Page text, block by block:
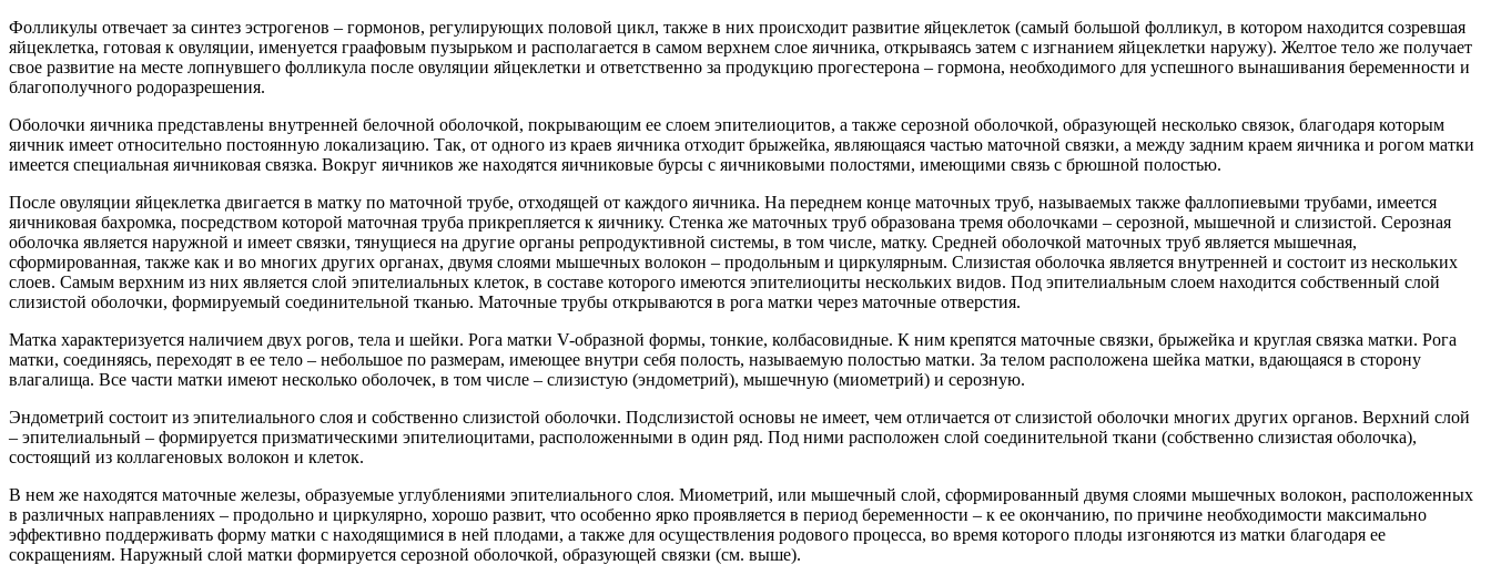
Фолликулы отвечает за синтез эстрогенов – гормонов, регулирующих половой цикл, также в них происходит развитие яйцеклеток (самый большой фолликул, в котором находится созревшая
яйцеклетка, готовая к овуляции, именуется граафовым пузырьком и располагается в самом верхнем слое яичника, открываясь затем с изгнанием яйцеклетки наружу). Желтое тело же получает
свое развитие на месте лопнувшего фолликула после овуляции яйцеклетки и ответственно за продукцию прогестерона – гормона, необходимого для успешного вынашивания беременности и
благополучного родоразрешения.
Оболочки яичника представлены внутренней белочной оболочкой, покрывающим ее слоем эпителиоцитов, а также серозной оболочкой, образующей несколько связок, благодаря которым
яичник имеет относительно постоянную локализацию. Так, от одного из краев яичника отходит брыжейка, являющаяся частью маточной связки, а между задним краем яичника и рогом матки
имеется специальная яичниковая связка. Вокруг яичников же находятся яичниковые бурсы с яичниковыми полостями, имеющими связь с брюшной полостью.
После овуляции яйцеклетка двигается в матку по маточной трубе, отходящей от каждого яичника. На переднем конце маточных труб, называемых также фаллопиевыми трубами, имеется
яичниковая бахромка, посредством которой маточная труба прикрепляется к яичнику. Стенка же маточных труб образована тремя оболочками – серозной, мышечной и слизистой. Серозная
оболочка является наружной и имеет связки, тянущиеся на другие органы репродуктивной системы, в том числе, матку. Средней оболочкой маточных труб является мышечная,
сформированная, также как и во многих других органах, двумя слоями мышечных волокон – продольным и циркулярным. Слизистая оболочка является внутренней и состоит из нескольких
слоев. Самым верхним из них является слой эпителиальных клеток, в составе которого имеются эпителиоциты нескольких видов. Под эпителиальным слоем находится собственный слой
слизистой оболочки, формируемый соединительной тканью. Маточные трубы открываются в рога матки через маточные отверстия.
Матка характеризуется наличием двух рогов, тела и шейки. Рога матки V-образной формы, тонкие, колбасовидные. К ним крепятся маточные связки, брыжейка и круглая связка матки. Рога
матки, соединяясь, переходят в ее тело – небольшое по размерам, имеющее внутри себя полость, называемую полостью матки. За телом расположена шейка матки, вдающаяся в сторону
влагалища. Все части матки имеют несколько оболочек, в том числе – слизистую (эндометрий), мышечную (миометрий) и серозную.
Эндометрий состоит из эпителиального слоя и собственно слизистой оболочки. Подслизистой основы не имеет, чем отличается от слизистой оболочки многих других органов. Верхний слой
– эпителиальный – формируется призматическими эпителиоцитами, расположенными в один ряд. Под ними расположен слой соединительной ткани (собственно слизистая оболочка),
состоящий из коллагеновых волокон и клеток.
В нем же находятся маточные железы, образуемые углублениями эпителиального слоя. Миометрий, или мышечный слой, сформированный двумя слоями мышечных волокон, расположенных
в различных направлениях – продольно и циркулярно, хорошо развит, что особенно ярко проявляется в период беременности – к ее окончанию, по причине необходимости максимально
эффективно поддерживать форму матки с находящимися в ней плодами, а также для осуществления родового процесса, во время которого плоды изгоняются из матки благодаря ее
сокращениям. Наружный слой матки формируется серозной оболочкой, образующей связки (см. выше).